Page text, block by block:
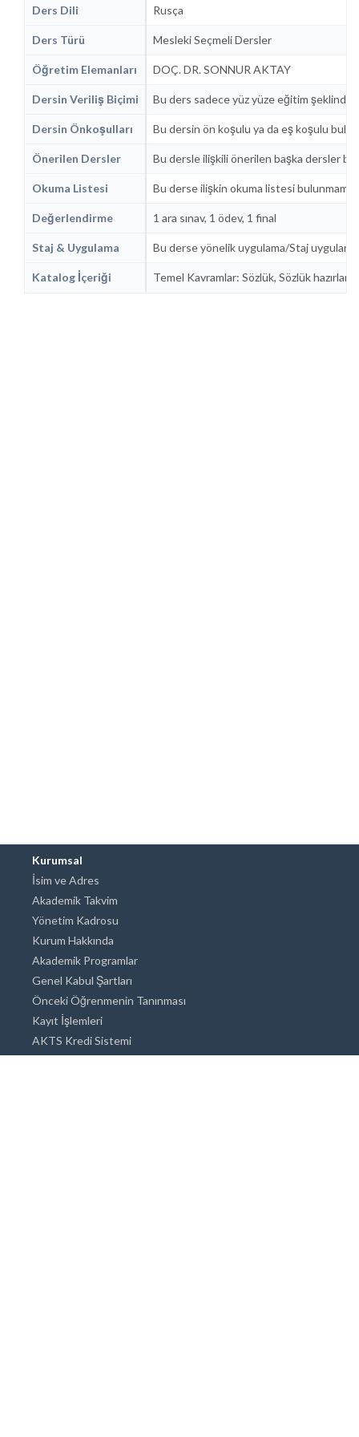
Ders Dili Rusça
Ders Türü Mesleki Seçmeli Dersler
Öğretim Elemanları DOÇ. DR. SONNUR AKTAY
Dersin Veriliş Biçimi Bu ders sadece yüz yüze eğitim şeklinde
Dersin Önkoşulları Bu dersin ön koşulu ya da eş koşulu
Önerilen Dersler Bu dersle ilişkili önerilen başka dersler
Okuma Listesi Bu derse ilişkin okuma listesi
Değerlendirme 1 ara sınav, 1 ödev, 1 final
Staj & Uygulama Bu derse yönelik uygulama/Staj
Katalog İçeriği Temel Kavramlar: Sözlük, Sözlük
Kurumsal
İsim ve Adres
Akademik Takvim
Yönetim Kadrosu
Kurum Hakkında
Akademik Programlar
Genel Kabul Şartları
Önceki Öğrenmenin Tanınması
Kayıt İşlemleri
AKTS Kredi Sistemi